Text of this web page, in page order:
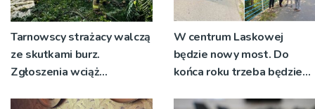
Tarnowscy strażacy walczą
ze skutkami burz.
Zgłoszenia wciąż
W centrum Laskowej
będzie nowy most. Do
końca roku trzeba będzie